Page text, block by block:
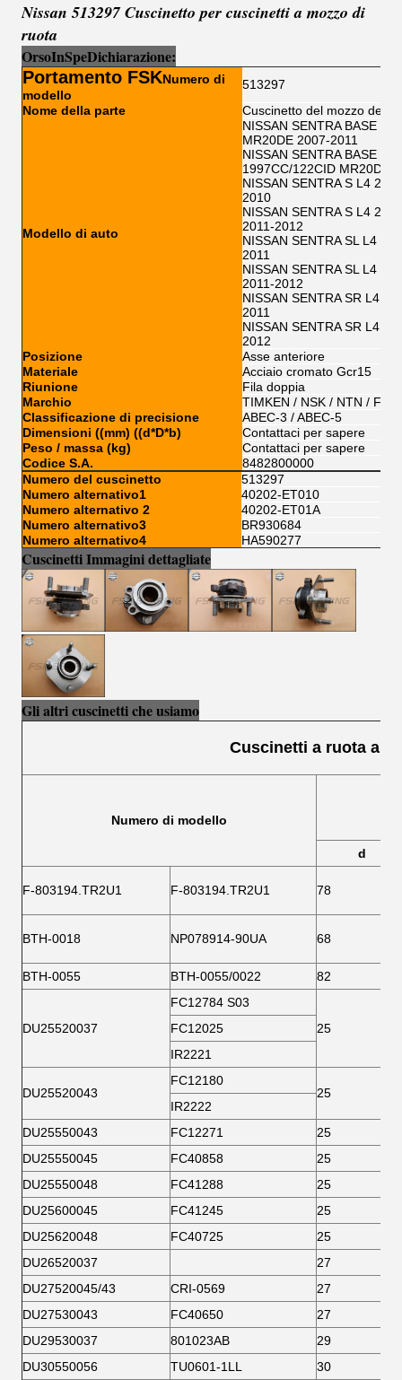
Nissan 513297 Cuscinetto per cuscinetti a mozzo di
ruota
OrsoInSpeDichiarazione:
Portamento FSKNumero di
modello
513297
Nome della parte
Cuscinetto del mozzo della
Modello di auto
NISSAN SENTRA BASE
MR20DE 2007-2011
NISSAN SENTRA BASE
1997CC/122CID MR20DE
NISSAN SENTRA S L4
2010
NISSAN SENTRA S L4
2011-2012
NISSAN SENTRA SL L4
2011
NISSAN SENTRA SL L4
2011-2012
NISSAN SENTRA SR L4
2011
NISSAN SENTRA SR L4
2012
Posizione
Asse anteriore
Materiale
Acciaio cromato Gcr15
Riunione
Fila doppia
Marchio
TIMKEN / NSK / NTN /
Classificazione di precisione
ABEC-3 / ABEC-5
Dimensioni ((mm) ((d*D*b)
Contattaci per sapere
Peso / massa (kg)
Contattaci per sapere
Codice S.A.
8482800000
Numero del cuscinetto
513297
Numero alternativo1
40202-ET010
Numero alternativo 2
40202-ET01A
Numero alternativo3
BR930684
Numero alternativo4
HA590277
Cuscinetti Immagini dettagliate
Gli altri cuscinetti che usiamo
Cuscinetti a ruota a
Numero di modello
d
F-803194.TR2U1 F-803194.TR2U1 78
BTH-0018 NP078914-90UA 68
BTH-0055 BTH-0055/0022 82
DU25520037
FC12784 S03
25
FC12025
IR2221
DU25520043
FC12180
25
IR2222
DU25550043
FC12271
25
DU25550045
FC40858
25
DU25550048
FC41288
25
DU25600045
FC41245
25
DU25620048
FC40725
25
DU26520037
27
DU27520045/43
CRI-0569
27
DU27530043
FC40650
27
DU29530037
801023AB
29
DU30550056
TU0601-1LL 30